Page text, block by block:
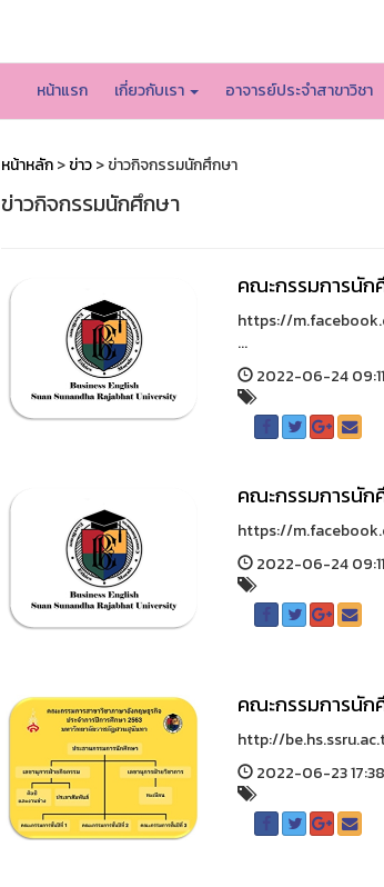
หน้าแรก เกี่ยวกับเรา อาจารย์ประจำสาขาวิชา
หน้าหลัก>ข่าว> ข่าวกิจกรรมนักศึกษา
ข่าวกิจกรรมนักศึกษา
คณะกรรมการนัก
https://
...
2022-06-24
คณะกรรมการนัก
https://
2022-06-24
คณะกรรมการนัก
http://
2022-06-23